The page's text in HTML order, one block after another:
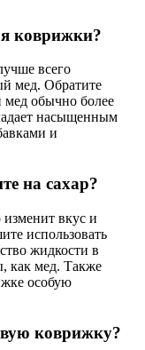
коврижки?
всего
мед. Обратите
мед обычно более
насыщенным
и
на сахар?
вкус и
использовать
жидкости в
как мед. Также
особую
коврижку?